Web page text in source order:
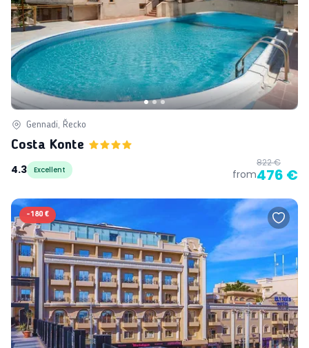
Gennadi, Řecko
Costa Konte
4.3
Excellent from
822 €
476 €
-180 €